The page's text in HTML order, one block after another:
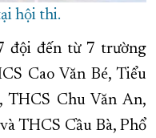
hội thi.
đội đến từ 7 trường
Cao Văn Bé, Tiểu
THCS Chu Văn An,
THCS Cầu Bà, Phổ